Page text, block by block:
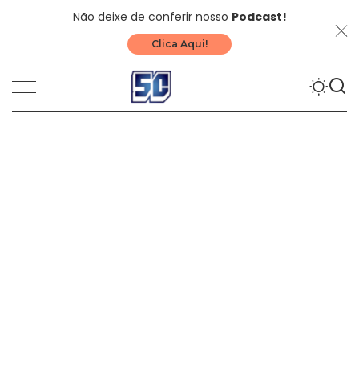
Não deixe de conferir nosso Podcast!
Clica Aqui!